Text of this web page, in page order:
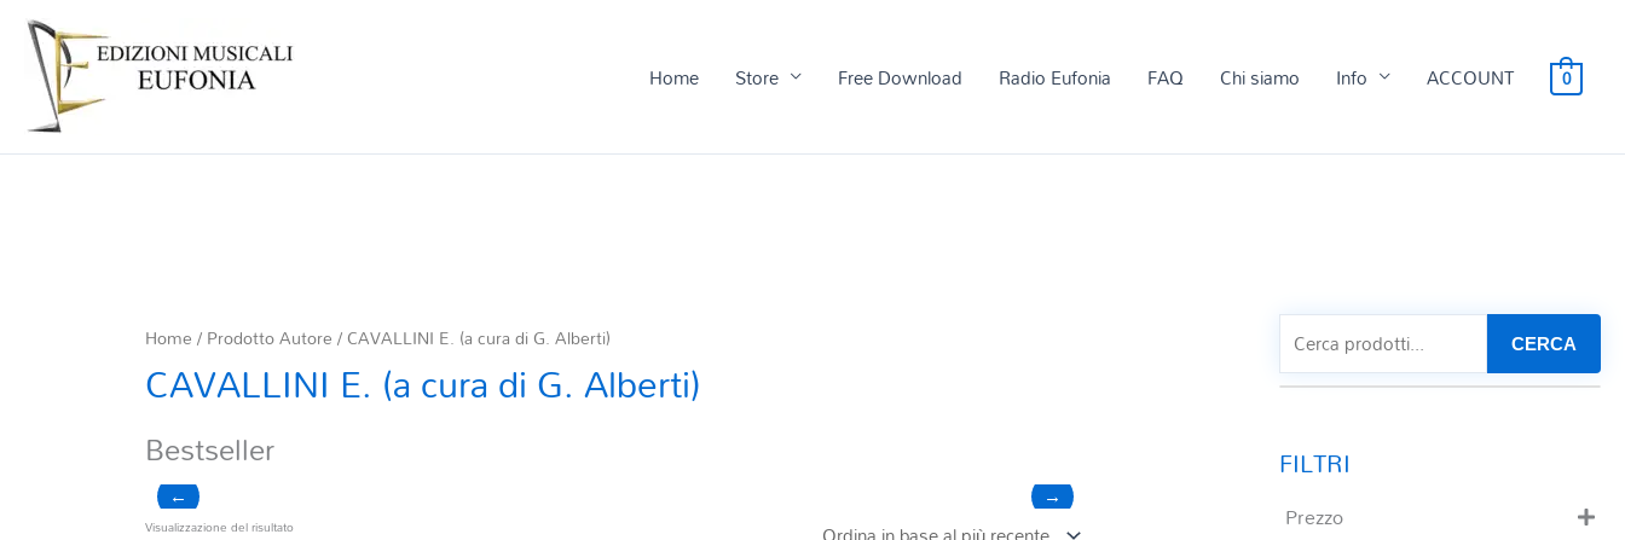
Home Store Free Download Radio Eufonia FAQ Chi siamo Info ACCOUNT 0
Home/ Prodotto Autore / CAVALLINI E. (a cura di G. Alberti)
CAVALLINI E. (a cura di G. Alberti)
Bestseller
← →
Visualizzazione del risultato
CERCA
Prezzo